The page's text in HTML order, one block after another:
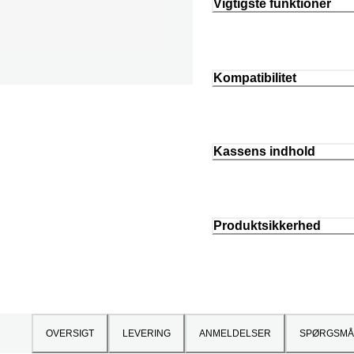
Vigtigste funktioner
Kompatibilitet
Kassens indhold
Produktsikkerhed
OVERSIGT LEVERING ANMELDELSER